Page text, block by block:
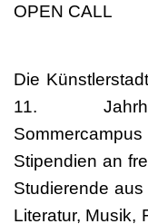
OPEN CALL
Die
11.
Stipendien an
Studierende
Literatur, Musik,